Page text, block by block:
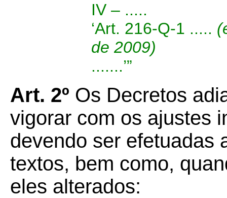
IV – .....
‘Art. 216-Q-1 .....
de 2009)
.......’”
Art. 2º Os Decretos
vigorar com os ajustes
devendo ser efetuadas
textos, bem como,
eles alterados: